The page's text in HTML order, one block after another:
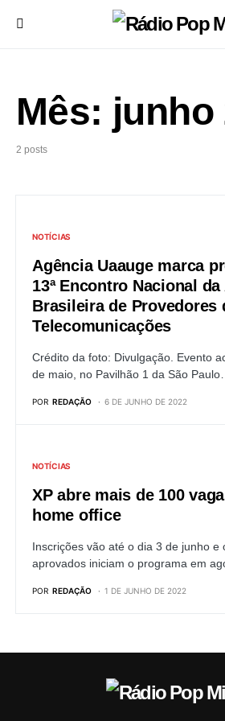
Mês: junho
2 posts
NOTÍCIAS
Agência Uaauge marca
13ª Encontro Nacional
Brasileira de Provedores
Telecomunicações
Crédito da foto: Divulgação. Evento
de maio, no Pavilhão 1 da São Paulo…
POR REDAÇÃO 6 DE JUNHO DE 2022
NOTÍCIAS
XP abre mais de 100
home office
Inscrições vão até o dia 3 de junho e
aprovados iniciam o programa em
POR REDAÇÃO 1 DE JUNHO DE 2022